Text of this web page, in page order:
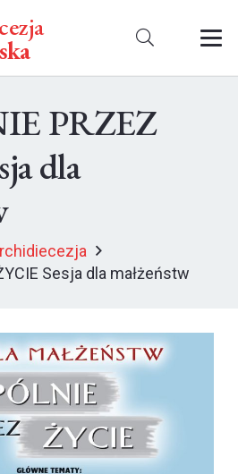
PRZEZ
dla
Sesja dla małżeństw